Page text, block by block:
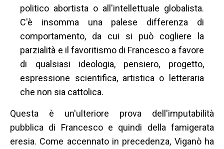
politico abortista o all'intellettuale globalista.
C'è insomma una palese differenza di
comportamento, da cui si può cogliere la
parzialità e il favoritismo di Francesco a favore
di qualsiasi ideologia, pensiero, progetto,
espressione scientifica, artistica o letteraria
che non sia cattolica.
Questa è un'ulteriore prova dell'imputabilità
pubblica di Francesco e quindi della famigerata
eresia. Come accennato in precedenza, Viganò ha